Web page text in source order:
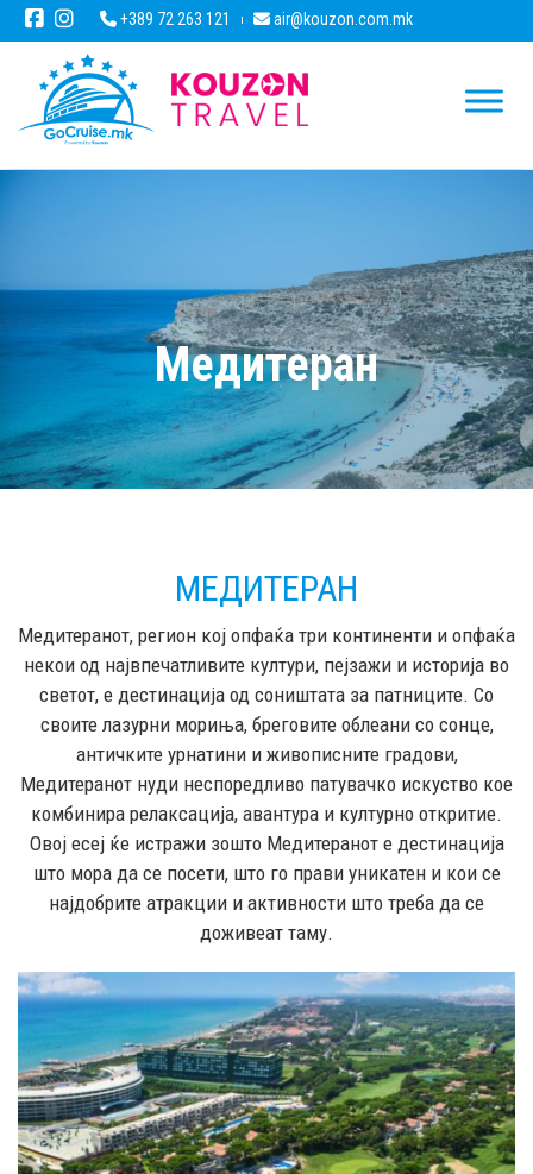
+389 72 263 121 air@kouzon.com.mk
Медитеран
МЕДИТЕРАН
Медитеранот, регион кој опфаќа три континенти и опфаќа
некои од највпечатливите култури, пејзажи и историја во
светот, е дестинација од соништата за патниците. Со
своите лазурни мориња, бреговите облеани со сонце,
античките урнатини и живописните градови,
Медитеранот нуди неспоредливо патувачко искуство кое
комбинира релаксација, авантура и културно откритие.
Овој есеј ќе истражи зошто Медитеранот е дестинација
што мора да се посети, што го прави уникатен и кои се
најдобрите атракции и активности што треба да се
доживеат таму.